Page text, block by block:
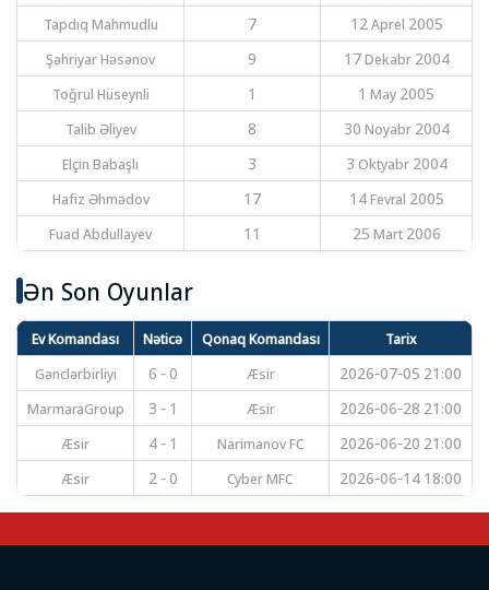
Tapdıq Mahmudlu
7
12 Aprel 2005
Şəhriyar Həsənov
9
17 Dekabr 2004
Toğrul Hüseynli
1
1 May 2005
Talib Əliyev
8
30 Noyabr 2004
Elçin Babaşlı
3
3 Oktyabr 2004
Hafiz Əhmədov
17
14 Fevral 2005
Fuad Abdullayev
11 25 Mart 2006
Ən Son Oyunlar
Ev Komandası Nəticə Qonaq Komandası
Tarix
Gənclərbirliyi
6 - 0 Æsir
2026-07-05 21:00
MarmaraGroup
3 - 1 Æsir
2026-06-28 21:00
Æsir
4 - 1 Narimanov FC
2026-06-20 21:00
Æsir
2 - 0 Cyber MFC 2026-06-14 18:00